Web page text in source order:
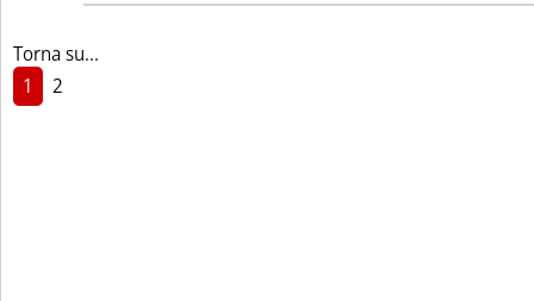
Torna su...
1
2